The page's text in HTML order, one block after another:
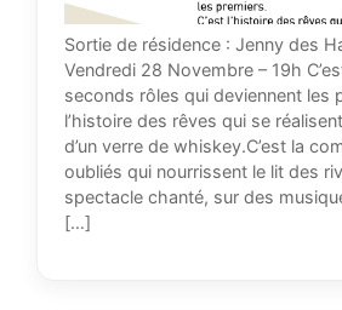
Sortie de résidence : Jenny des
Vendredi 28 Novembre – 19h
seconds rôles qui deviennent les
l’histoire des rêves qui se
d’un verre de whiskey.C’est la
oubliés qui nourrissent le lit des
spectacle chanté, sur des
[…]